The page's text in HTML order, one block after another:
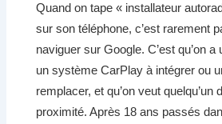
Quand on tape « installateur
sur son téléphone, c’est rarement
naviguer sur Google. C’est qu’on
un système CarPlay à intégrer ou
remplacer, et qu’on veut quelqu’un
proximité. Après 18 ans passés